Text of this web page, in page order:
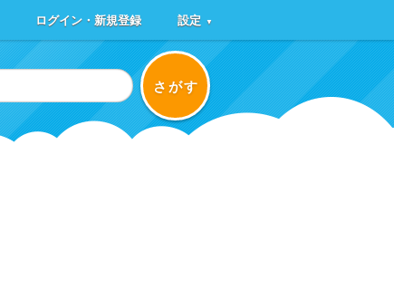
ログイン・新規登録 設定 ▼
さがす